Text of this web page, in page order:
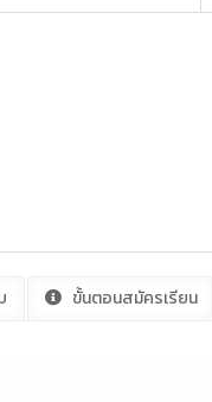
ขั้นตอนสมัครเรียน